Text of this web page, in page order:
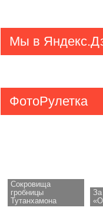
Мы в
ФотоРулетка
Сокровища
гробницы
Тутанхамона